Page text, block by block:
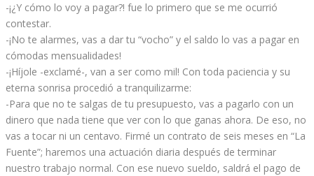
-¡¿Y cómo lo voy a pagar?! fue lo primero que se me ocurrió
contestar.
-¡No te alarmes, vas a dar tu “vocho” y el saldo lo vas a pagar en
cómodas mensualidades!
-¡Híjole -exclamé-, van a ser como mil! Con toda paciencia y su
eterna sonrisa procedió a tranquilizarme:
-Para que no te salgas de tu presupuesto, vas a pagarlo con un
dinero que nada tiene que ver con lo que ganas ahora. De eso, no
vas a tocar ni un centavo. Firmé un contrato de seis meses en “La
Fuente”; haremos una actuación diaria después de terminar
nuestro trabajo normal. Con ese nuevo sueldo, saldrá el pago de